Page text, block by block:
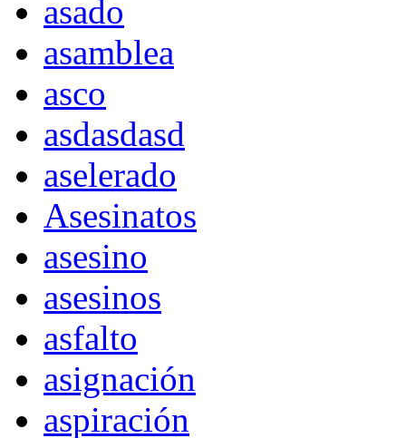
asado
asamblea
asco
asdasdasd
aselerado
Asesinatos
asesino
asesinos
asfalto
asignación
aspiración